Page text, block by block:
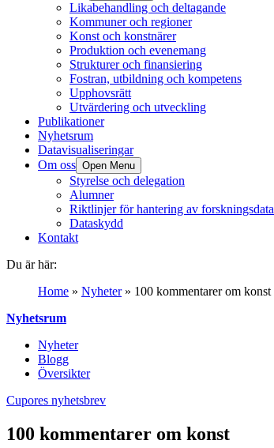
Likabehandling och deltagande
Kommuner och regioner
Konst och konstnärer
Produktion och evenemang
Strukturer och finansiering
Fostran, utbildning och kompetens
Upphovsrätt
Utvärdering och utveckling
Publikationer
Nyhetsrum
Datavisualiseringar
Om oss Open Menu
Styrelse och delegation
Alumner
Riktlinjer för hantering av forskningsdata
Dataskydd
Kontakt
Du är här:
Home » Nyheter» 100 kommentarer om konst
Nyhetsrum
Nyheter
Blogg
Översikter
Cupores nyhetsbrev
100 kommentarer om konst